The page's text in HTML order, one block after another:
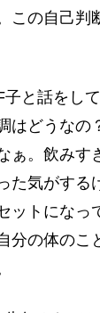
この自己判
と話をし
はどうな
ぁ。飲みす
た気がす
ットにな
分の体の